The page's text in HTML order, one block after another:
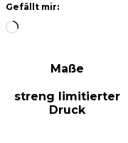
Gefällt mir:
Wird
Maße
streng limitierter
Druck